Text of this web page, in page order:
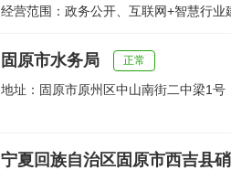
经营范围：政务公开、互联网+智慧行业
固原市水务局 正常
地址：固原市原州区中山南街二中梁1号
宁夏回族自治区固原市西吉县